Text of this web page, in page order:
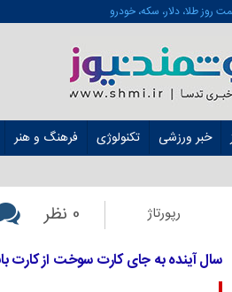
روز طلا، دلار، سکه، خودرو
خبر ورزشی تکنولوژی فرهنگ و هنر
ایران از _
رپورتاژ 0 نظر
سال آینده به جای کارت سوخت از کارت